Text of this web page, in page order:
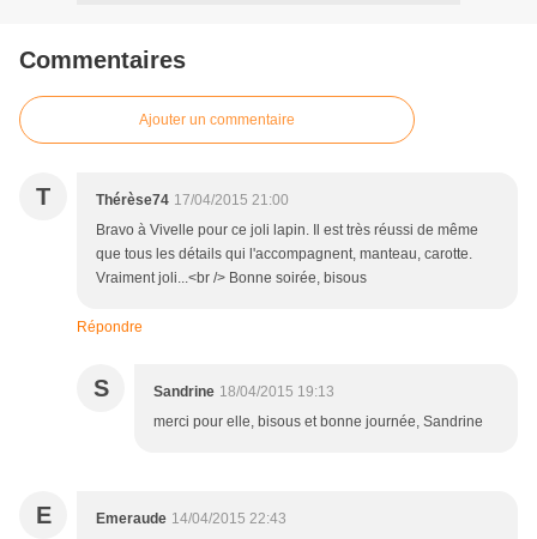
Commentaires
Ajouter un commentaire
T Thérèse74 17/04/2015 21:00
Bravo à Vivelle pour ce joli lapin. Il est très réussi de même
que tous les détails qui l'accompagnent, manteau, carotte.
Vraiment joli...<br /> Bonne soirée, bisous
Répondre
S Sandrine 18/04/2015 19:13
merci pour elle, bisous et bonne journée, Sandrine
E Emeraude 14/04/2015 22:43